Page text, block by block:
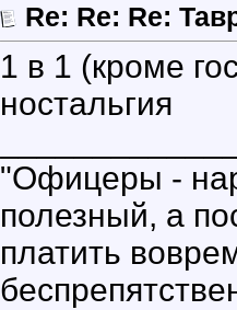
Re: Re: Re:
1 в 1 (кроме
ностальгия
"Офицеры -
полезный, а
платить